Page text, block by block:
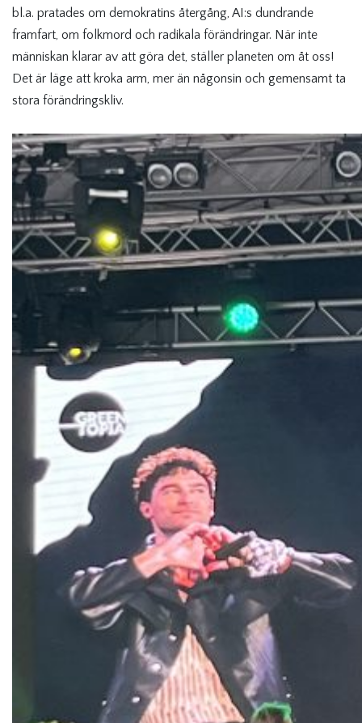
bl.a. pratades om demokratins återgång, AI:s dundrande
framfart, om folkmord och radikala förändringar. När inte
människan klarar av att göra det, ställer planeten om åt oss!
Det är läge att kroka arm, mer än någonsin och gemensamt ta
stora förändringskliv.